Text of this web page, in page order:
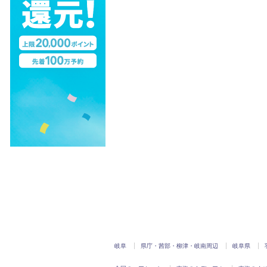
岐阜 県庁・茜部・柳津・岐南周辺 岐阜県